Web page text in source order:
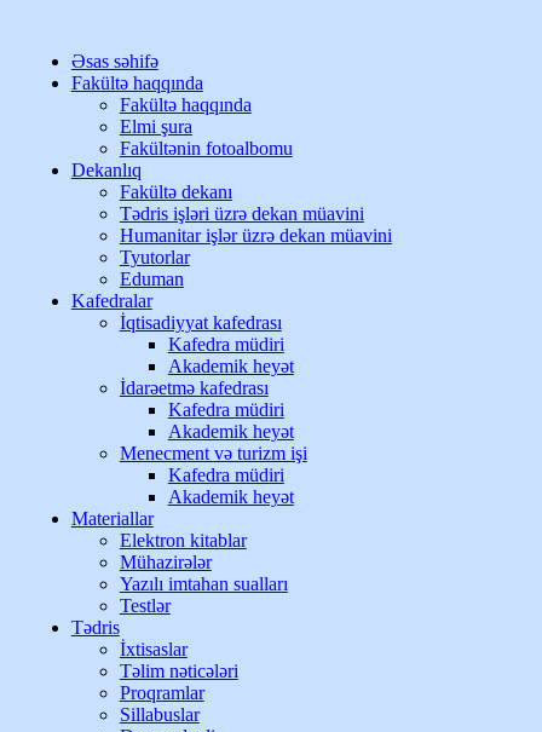
Əsas səhifə
Fakültə haqqında
Fakültə haqqında
Elmi şura
Fakültənin fotoalbomu
Dekanlıq
Fakültə dekanı
Tədris işləri üzrə dekan müavini
Humanitar işlər üzrə dekan müavini
Tyutorlar
Eduman
Kafedralar
İqtisadiyyat kafedrası
Kafedra müdiri
Akademik heyət
İdarəetmə kafedrası
Kafedra müdiri
Akademik heyət
Menecment və turizm işi
Kafedra müdiri
Akademik heyət
Materiallar
Elektron kitablar
Mühazirələr
Yazılı imtahan sualları
Testlər
Tədris
İxtisaslar
Təlim nəticələri
Proqramlar
Sillabuslar